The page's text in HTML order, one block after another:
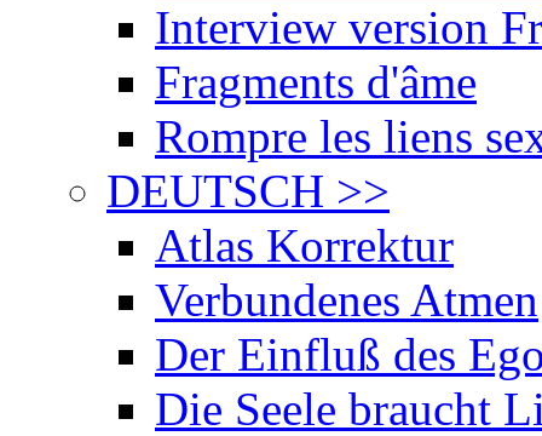
Interview version
Fragments d'âme
Rompre les liens
DEUTSCH >>
Atlas Korrektur
Verbundenes Atmen
Der Einfluß des
Die Seele braucht